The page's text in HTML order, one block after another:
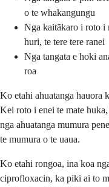
o te whakangungu
Nga kaitākaro i roto i
huri, te tere tere ranei
Nga tangata e hoki
roa
Ko etahi ahuatanga hauora
Kei roto i enei te mate
nga ahuatanga mumura
te mumura o te uaua.
Ko etahi rongoa, ina koa
ciprofloxacin, ka piki ai to